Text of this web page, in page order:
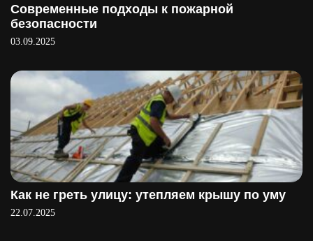
Современные подходы к пожарной
безопасности
03.09.2025
Как не греть улицу: утепляем крышу по уму
22.07.2025